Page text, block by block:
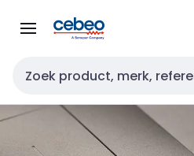
naar
naar
Zoekveld invoer